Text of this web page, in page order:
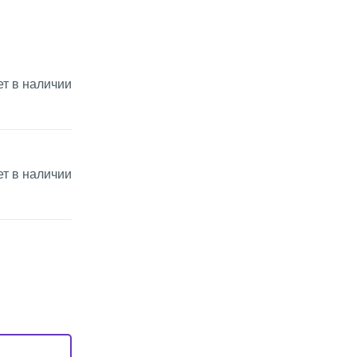
в наличии
в наличии